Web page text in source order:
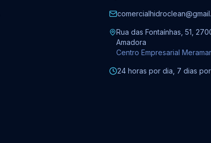
Rua das Fontaínhas, 51,
Amadora
Centro Empresarial Meramar
24 horas por dia, 7 dias